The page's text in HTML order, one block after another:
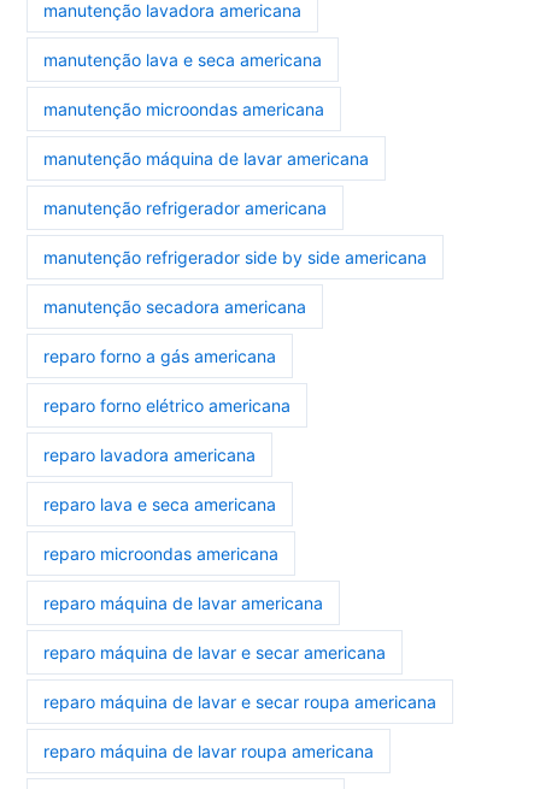
manutenção lavadora americana
manutenção lava e seca americana
manutenção microondas americana
manutenção máquina de lavar americana
manutenção refrigerador americana
manutenção refrigerador side by side americana
manutenção secadora americana
reparo forno a gás americana
reparo forno elétrico americana
reparo lavadora americana
reparo lava e seca americana
reparo microondas americana
reparo máquina de lavar americana
reparo máquina de lavar e secar americana
reparo máquina de lavar e secar roupa americana
reparo máquina de lavar roupa americana